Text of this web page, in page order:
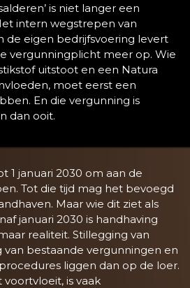
is niet langer een
intern wegstrepen van
de eigen bedrijfsvoering levert
vergunningplicht meer op. Wie
uitstoot en een Natura
moet eerst een
En die vergunning is
dan ooit.
1 januari 2030 om aan de
Tot die tijd mag het bevoegd
Maar wie dit ziet als
januari 2030 is handhaving
realiteit. Stillegging van
van bestaande vergunningen en
liggen dan op de loer.
is vaak